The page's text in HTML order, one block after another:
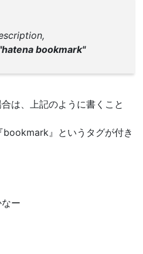
bookmark"
は、上記のように書くこと
』というタグが付き
ー